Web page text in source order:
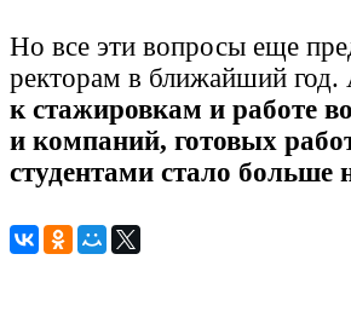
Но все эти вопросы еще
ректорам в ближайший год.
к стажировкам и работе
и компаний, готовых
студентами стало больше